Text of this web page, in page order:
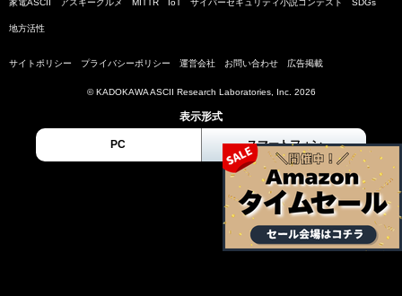
地方活性
サイトポリシー プライバシーポリシー 運営会社 お問い合わせ 広告掲載
© KADOKAWA ASCII Research Laboratories, Inc. 2026
表示形式
PC スマートフォン